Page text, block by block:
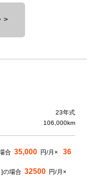
>
23年式
106,000km
合 35,000 円/月×
36
]の場合 32500 円/月×